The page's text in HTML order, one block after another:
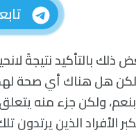
ذلك بالتأكيد نتيجةً
ولكن جزء منه
الأفراد الذين يرتدون